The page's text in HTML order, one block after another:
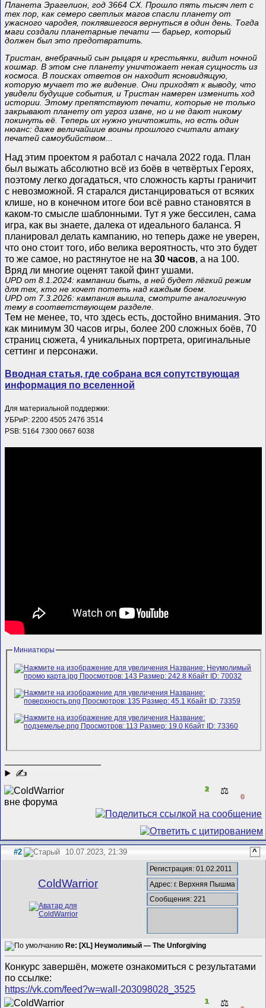
Планета Эрагелион, год 3664 СХ. Прошло пять тысяч лет с
тех пор, как семеро светлых магов спасли планету от
ужасного чародея, поклявшегося вернуться в один день. Тогда
маги создали планетарные печати — барьер, который
должен был это предотвратить.
Тристан, внебрачный сын рыцаря и крестьянки, видит ночной
кошмар. В этом сне планету уничтожает некая сущность из
космоса. В поисках ответов он находит ясновидящую,
которую мучает то же видение. Они приходят к выводу, что
увидели будущие события, и Тристан намерен изменить ход
истории. Этому препятствуют печати, которые не только
закрывают планету от угроз извне, но и не дают никому
покинуть её. Теперь их нужно уничтожить, но есть один
нюанс: даже величайшие воины прошлого считали атаку
печатей самоубийством...
Над этим проектом я работал с начала 2022 года. План
был выжать абсолютно всё из боёв в четвёртых Героях,
поэтому легко догадаться, что сложность карты граничит
с невозможной. Я старался дистанцироваться от всяких
клише, но в конечном итоге бои всё равно становятся в
каком-то смысле шаблонными. Тут я уже бессилен, сама
игра, как вы знаете, далека от идеального баланса. Я
планировал делать кампанию, но теперь даже не уверен,
что оно стоит того, ибо велика вероятность, что это будет
то же самое, но растянутое не на30 часов, а на 100.
Вряд ли многие оценят такой финт ушами.
UPD от 8.1.2024: кампании быть, в ней будет лёгкий режим
для тех, кто не хочет потеть над каждым боем.
UPD от 7.3.2026: кампания вышла, смотрите аналогичную
тему в соответствующем разделе.
Тем не менее, то, что здесь есть, достойно внимания. Это
как минимум 30 часов игры, более 200 сложных боёв, 70
страниц сюжета, 4 уникальных портрета, оригинальные
сеттинг и персонажи.
Вводная статья, где собрана вся сопутствующая
информация по вселенной
Для материальной поддержки:
УБРиР: 2200 4505 2476 3514
PSB: 5164 7300 0667 6038
Миниатюры
✍
2 ⚖️
0
#2 10.07.2023, 21:39 ^
ColdWarrior
Регистрация: 01.02.2011
Адрес: г. Верхняя Пышма
Сообщения: 221
Re: [XL] Неумолимый — The Unforgiving
Конкурс завершён, можете ознакомиться с результатами
по ссылке:
https://vk.com/feed?w=wall-203098028_3525
1 ⚖️